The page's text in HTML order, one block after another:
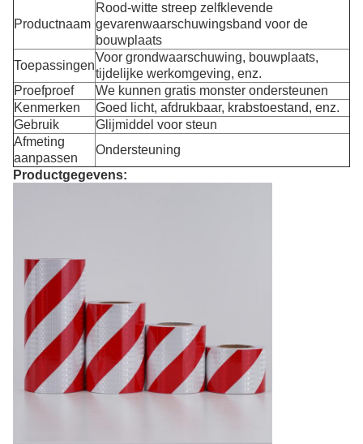
Productnaam
Rood-witte streep zelfklevende
gevarenwaarschuwingsband voor de
bouwplaats
Toepassingen
Voor grondwaarschuwing, bouwplaats,
tijdelijke werkomgeving, enz.
Proefproef
We kunnen gratis monster ondersteunen
Kenmerken
Goed licht, afdrukbaar, krabstoestand, enz.
Gebruik
Glijmiddel voor steun
Afmeting
aanpassen
Ondersteuning
Productgegevens: